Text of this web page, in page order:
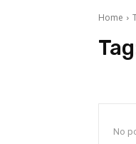
Home
No